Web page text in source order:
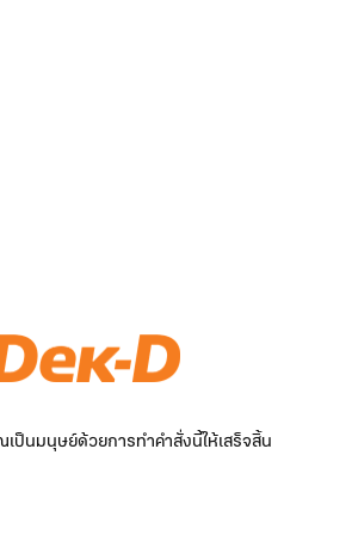
ป็นมนุษย์ด้วยการทำคำสั่งนี้ให้เสร็จสิ้น